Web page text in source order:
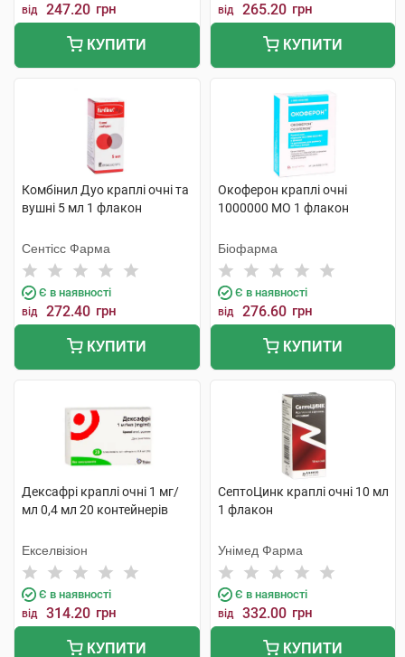
від 247.20 грн
КУПИТИ
від 265.20 грн
КУПИТИ
Комбінил Дуо краплі очні та
вушні 5 мл 1 флакон
Сентісс Фарма
Є в наявності
від 272.40 грн
КУПИТИ
Окоферон краплі очні
1000000 МО 1 флакон
Біофарма
Є в наявності
від 276.60 грн
КУПИТИ
Дексафрі краплі очні 1 мг/
мл 0,4 мл 20 контейнерів
Екселвізіон
Є в наявності
від 314.20 грн
КУПИТИ
СептоЦинк краплі очні 10 мл
1 флакон
Унімед Фарма
Є в наявності
від 332.00 грн
КУПИТИ